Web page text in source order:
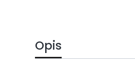
Opis